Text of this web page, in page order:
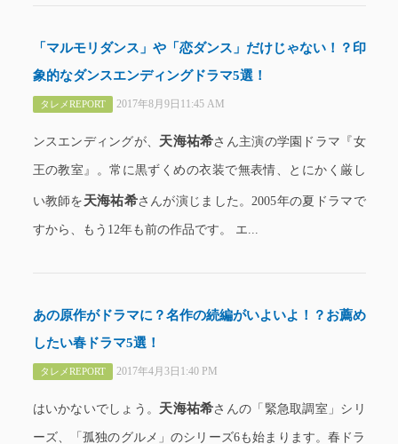
「マルモリダンス」や「恋ダンス」だけじゃない！？印
象的なダンスエンディングドラマ5選！
タレメREPORT 2017年8月9日11:45 AM
ンスエンディングが、 天海祐希さん主演の学園ドラマ『女
王の教室』。常に黒ずくめの衣装で無表情、とにかく厳し
い教師を 天海祐希さんが演じました。2005年の夏ドラマで
すから、もう12年も前の作品です。 エ...
あの原作がドラマに？名作の続編がいよいよ！？お薦め
したい春ドラマ5選！
タレメREPORT 2017年4月3日1:40 PM
はいかないでしょう。 天海祐希さんの「緊急取調室」シリ
ーズ、「孤独のグルメ」のシリーズ6も始まります。春ドラ